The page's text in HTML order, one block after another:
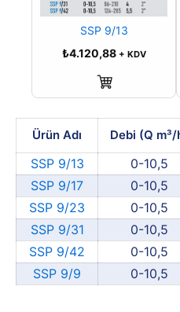
SSP 9/13
₺4.120,88 + KDV
Sepete Ekle
Ürün Adı Debi (Q m³/
SSP 9/13 0-10,5
SSP 9/17
0-10,5
SSP 9/23
0-10,5
SSP 9/31
0-10,5
SSP 9/42
0-10,5
SSP 9/9
0-10,5